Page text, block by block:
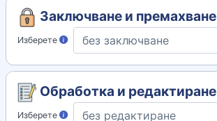
Заключване и премахване
Изберете
Обработка и редактиране
Изберете